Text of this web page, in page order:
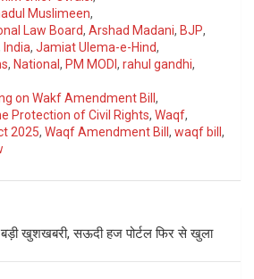
Muslimeen,
Law Board, Arshad Madani, BJP,
India, Jamiat Ulema-e-Hind,
, National , PM MODI , rahul gandhi,
on Wakf Amendment Bill ,
Protection of Civil Rights, Waqf,
2025, Waqf Amendment Bill , waqf bill ,
खुशखबरी, सऊदी हज पोर्टल फिर से खुला